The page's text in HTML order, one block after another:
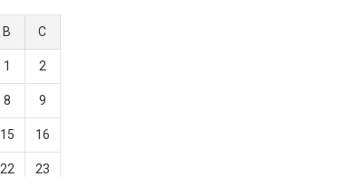
B C
1 2
8 9
15 16
22 23